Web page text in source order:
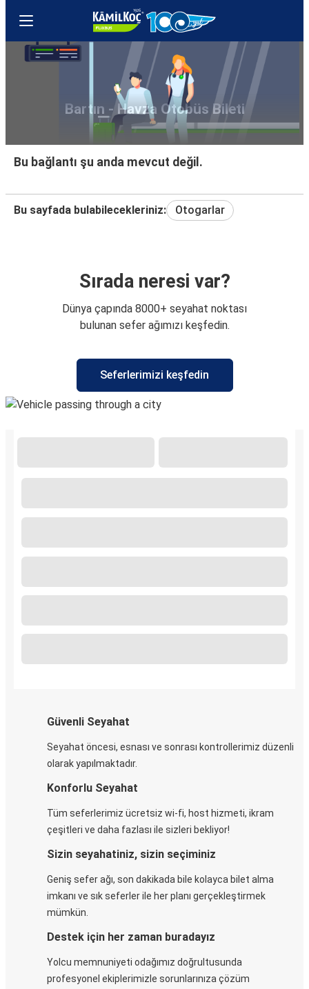
Bartın - Havza Otobüs Bileti
Bu bağlantı şu anda mevcut değil.
Bu sayfada bulabilecekleriniz: Otogarlar
Sırada neresi var?
Dünya çapında 8000+ seyahat noktası
bulunan sefer ağımızı keşfedin.
Seferlerimizi keşfedin
Güvenli Seyahat
Seyahat öncesi, esnası ve sonrası kontrollerimiz düzenli
olarak yapılmaktadır.
Konforlu Seyahat
Tüm seferlerimiz ücretsiz wi-fi, host hizmeti, ikram
çeşitleri ve daha fazlası ile sizleri bekliyor!
Sizin seyahatiniz, sizin seçiminiz
Geniş sefer ağı, son dakikada bile kolayca bilet alma
imkanı ve sık seferler ile her planı gerçekleştirmek
mümkün.
Destek için her zaman buradayız
Yolcu memnuniyeti odağımız doğrultusunda
profesyonel ekiplerimizle sorunlarınıza çözüm